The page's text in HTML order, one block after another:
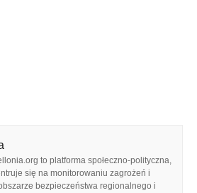
to platforma społeczno-polityczna,
się na monitorowaniu zagrożeń i
bezpieczeństwa regionalnego i